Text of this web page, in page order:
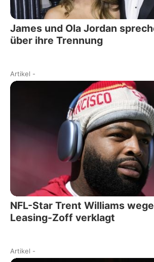
James und Ola Jordan
über ihre Trennung
Artikel -
NFL-Star Trent Williams
Leasing-Zoff verklagt
Artikel -